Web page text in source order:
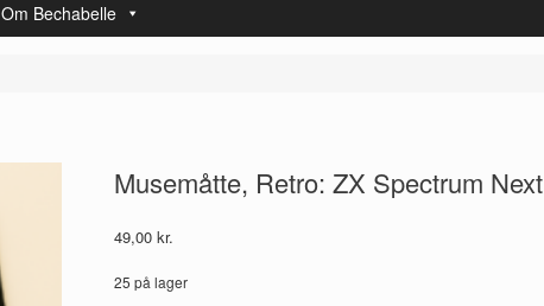
Om Bechabelle
Musemåtte, Retro: ZX Spectrum Next
49,00 kr.
25 på lager